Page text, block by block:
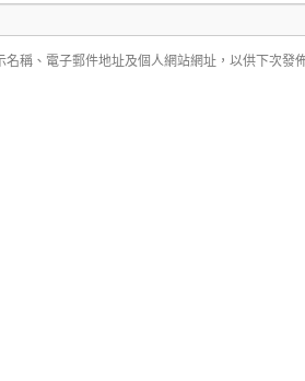
名稱、電子郵件地址及個人網站網址，以供下次發